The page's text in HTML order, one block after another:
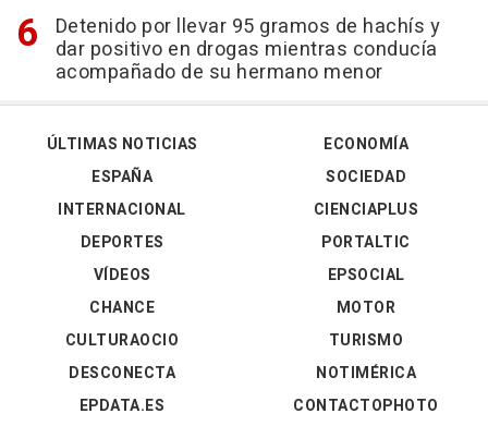
Detenido por llevar 95 gramos de hachís y
dar positivo en drogas mientras conducía
acompañado de su hermano menor
ÚLTIMAS NOTICIAS
ESPAÑA
INTERNACIONAL
DEPORTES
VÍDEOS
ECONOMÍA
SOCIEDAD
CIENCIAPLUS
PORTALTIC
EPSOCIAL
CHANCE
CULTURAOCIO
DESCONECTA
EPDATA.ES
MOTOR
TURISMO
NOTIMÉRICA
CONTACTOPHOTO